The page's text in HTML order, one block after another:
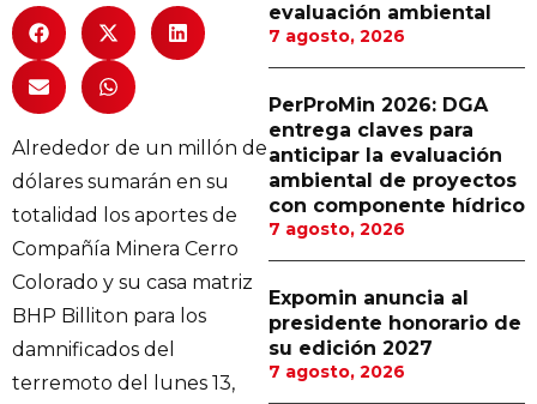
Designaciones
Calendario de Eventos
Siguenos
Alrededor de un millón de
dólares sumarán en su
totalidad los aportes de
Compañía Minera Cerro
Colorado y su casa matriz
BHP Billiton para los
damnificados del
terremoto del lunes 13,
evaluación ambiental
7 agosto, 2026
PerProMin 2026: DGA
entrega claves para
anticipar la evaluación
ambiental de proyectos
con componente hídrico
7 agosto, 2026
Expomin anuncia al
presidente honorario de
su edición 2027
7 agosto, 2026